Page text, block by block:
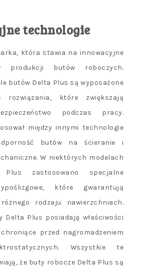
technologie
która stawia na innowacyjne
produkcji butów roboczych.
butów Delta Plus są wyposażone
rozwiązania, które zwiększają
podczas pracy.
między innymi technologie
butów na ścieranie i
W niektórych modelach
zastosowano specjalne
które gwarantują
rodzaju nawierzchniach.
Delta Plus posiadają właściwości
przed nagromadzeniem
Wszystkie te
że buty robocze Delta Plus są